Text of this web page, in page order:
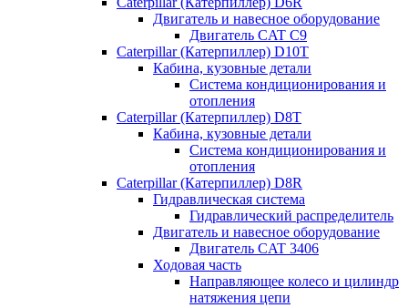
Двигатель и навесное оборудование
Двигатель CAT C9
Caterpillar (Катерпиллер) D10T
Кабина, кузовные детали
Система кондиционирования и
отопления
Caterpillar (Катерпиллер) D8T
Кабина, кузовные детали
Система кондиционирования и
отопления
Caterpillar (Катерпиллер) D8R
Гидравлическая система
Гидравлический распределитель
Двигатель и навесное оборудование
Двигатель CAT 3406
Ходовая часть
Направляющее колесо и цилиндр
натяжения цепи